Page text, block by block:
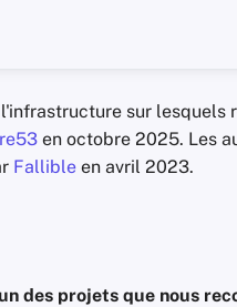
sur lesquels
en octobre 2025. Les
Fallible en avril 2023.
des projets que nous